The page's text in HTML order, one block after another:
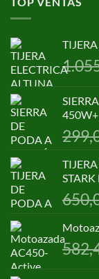
450W+
STARK